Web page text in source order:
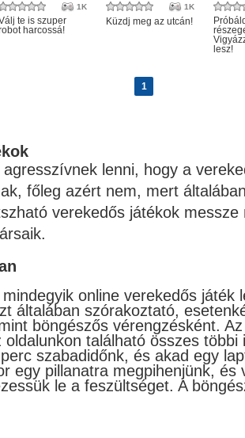
1K
te is szuper
harcossá!
1K
Küzdj meg az utcán!
lesz!
1
lenni, hogy a
főleg azért nem, mert
verekedős játékok
online verekedős játék
általában szórakoztató,
böngészős vérengzésként.
oldalunkon található összes
szabadidőnk, és akad egy
egy pillanatra megpihenjünk, és
le a feszültséget. A